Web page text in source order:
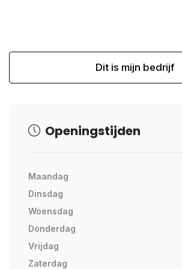
Dit is mijn bedrijf
Openingstijden
Maandag
Dinsdag
Woensdag
Donderdag
Vrijdag
Zaterdag